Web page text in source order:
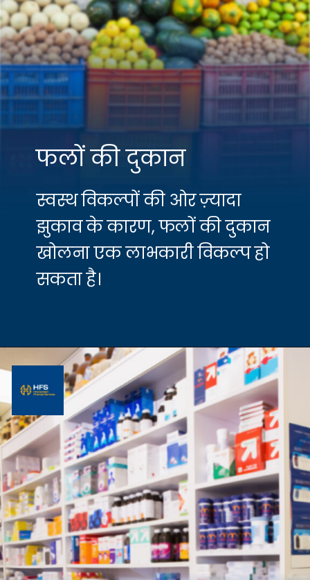
फलों की दुकान
स्वस्थ विकल्पों की ओर ज़्यादा
झुकाव के कारण, फलों की दुकान
खोलना एक लाभकारी विकल्प हो
सकता है।
Opening